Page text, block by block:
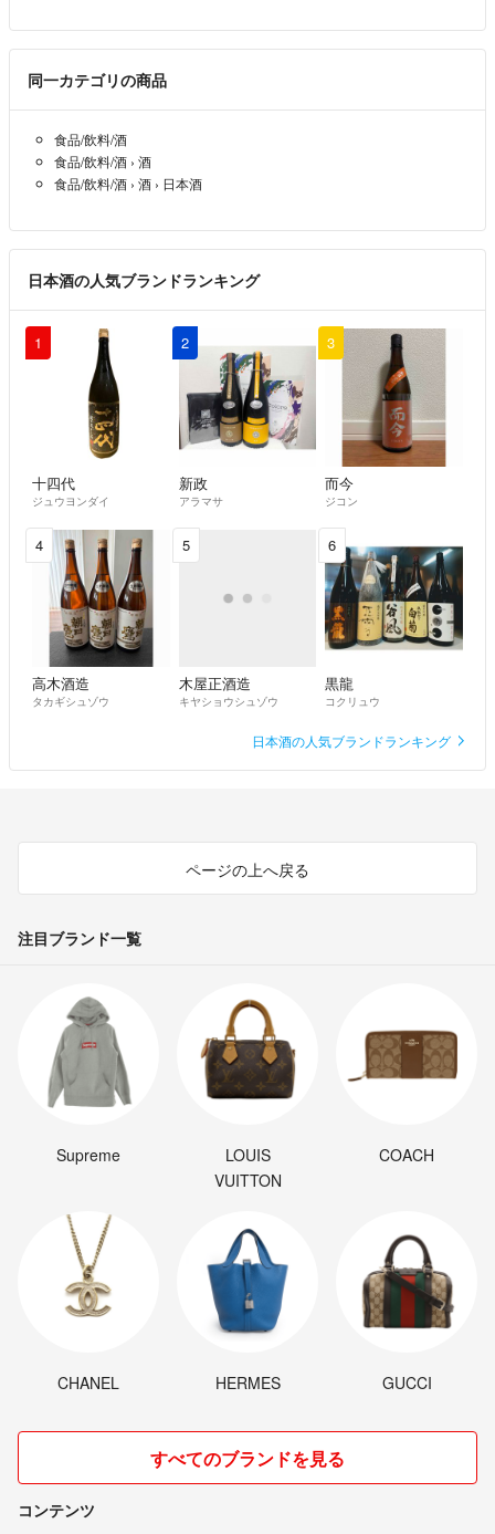
同一カテゴリの商品
食品/飲料/酒
食品/飲料/酒 › 酒
食品/飲料/酒 › 酒 › 日本酒
日本酒の人気ブランドランキング
1
十四代
ジュウヨンダイ
2
新政
アラマサ
3
而今
ジコン
4
高木酒造
タカギシュゾウ
5
木屋正酒造
キヤショウシュゾウ
6
黒龍
コクリュウ
日本酒の人気ブランドランキング
ページの上へ戻る
注目ブランド一覧
Supreme
LOUIS
VUITTON
COACH
CHANEL HERMES GUCCI
すべてのブランドを見る
コンテンツ